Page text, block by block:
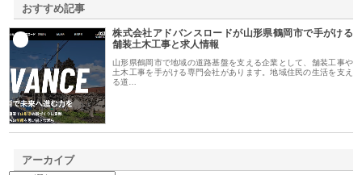
おすすめ記事
株式会社アドバンスロードが山形県鶴岡市で手がける
舗装土木工事と求人情報
山形県鶴岡市で地域の道路基盤を支える企業として、舗装工事や
土木工事を手がける専門会社があります。地域住民の生活を支え
る道…
アーカイブ